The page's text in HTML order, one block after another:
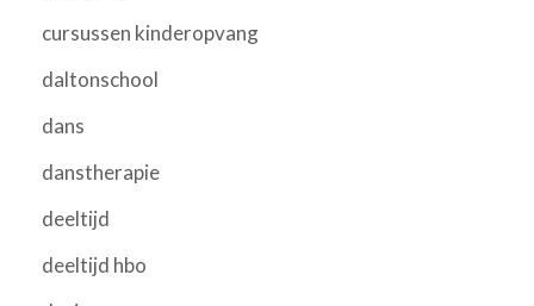
cursussen kinderopvang
daltonschool
dans
danstherapie
deeltijd
deeltijd hbo